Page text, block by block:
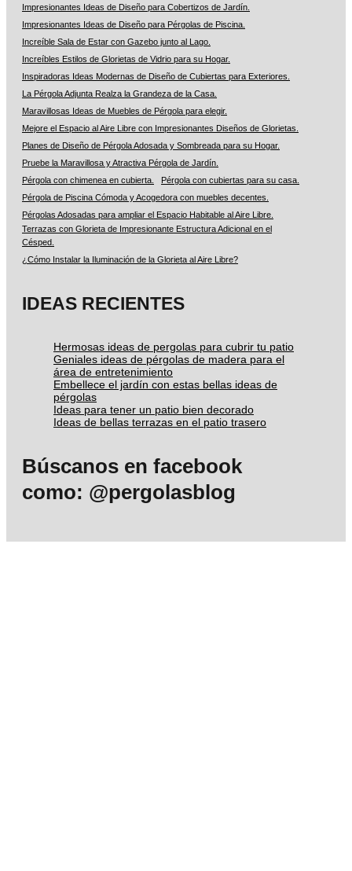
Impresionantes Ideas de Diseño para Cobertizos de Jardín.
Impresionantes Ideas de Diseño para Pérgolas de Piscina.
Increíble Sala de Estar con Gazebo junto al Lago.
Increíbles Estilos de Glorietas de Vidrio para su Hogar.
Inspiradoras Ideas Modernas de Diseño de Cubiertas para Exteriores.
La Pérgola Adjunta Realza la Grandeza de la Casa.
Maravillosas Ideas de Muebles de Pérgola para elegir.
Mejore el Espacio al Aire Libre con Impresionantes Diseños de Glorietas.
Planes de Diseño de Pérgola Adosada y Sombreada para su Hogar.
Pruebe la Maravillosa y Atractiva Pérgola de Jardín.
Pérgola con chimenea en cubierta.
Pérgola con cubiertas para su casa.
Pérgola de Piscina Cómoda y Acogedora con muebles decentes.
Pérgolas Adosadas para ampliar el Espacio Habitable al Aire Libre.
Terrazas con Glorieta de Impresionante Estructura Adicional en el
Césped.
¿Cómo Instalar la Iluminación de la Glorieta al Aire Libre?
IDEAS RECIENTES
Hermosas ideas de pergolas para cubrir tu patio
Geniales ideas de pérgolas de madera para el
área de entretenimiento
Embellece el jardín con estas bellas ideas de
pérgolas
Ideas para tener un patio bien decorado
Ideas de bellas terrazas en el patio trasero
Búscanos en facebook
como: @pergolasblog